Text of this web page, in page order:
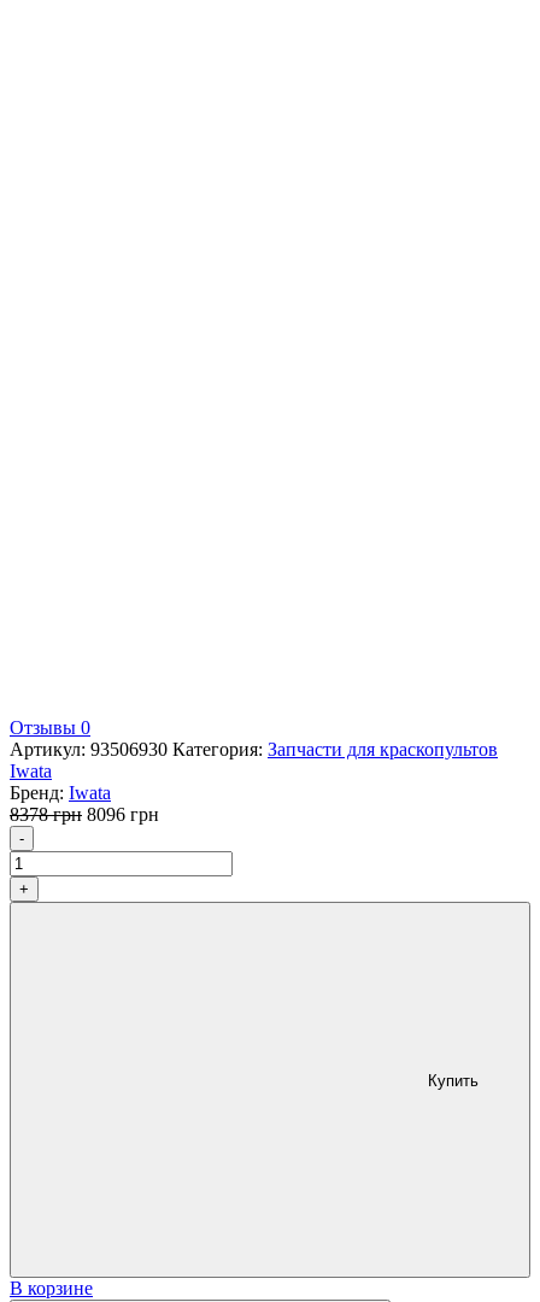
Отзывы 0
Артикул: 93506930 Категория: Запчасти для краскопультов
Iwata
Бренд: Iwata
8378грн Первоначальная
составляла
8378 грн.
8096 грн
8096 грн.
- Количество
+
Купить
В корзине